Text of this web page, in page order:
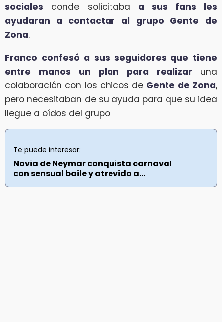
sociales donde solicitaba a sus fans les
ayudaran a contactar al grupo Gente de
Zona.
Franco confesó a sus seguidores que tiene
entre manos un plan para realizar una
colaboración con los chicos de Gente de Zona,
pero necesitaban de su ayuda para que su idea
llegue a oídos del grupo.
Te puede interesar:
Novia de Neymar conquista carnaval
con sensual baile y atrevido a...